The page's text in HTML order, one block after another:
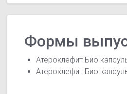
Формы
Атероклефит Био
Атероклефит Био